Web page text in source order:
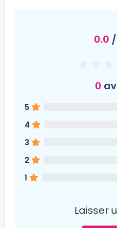
0.0
0
5
4
3
2
1
Laisser